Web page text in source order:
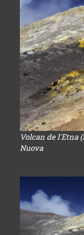
Volcan de l'Etna
Nuova